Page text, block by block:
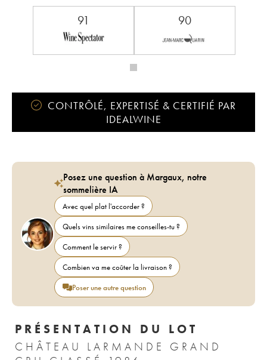
Grand Cru Classé
Groupe La Mondiale
91 90
CONTRÔLÉ, EXPERTISÉ & CERTIFIÉ PAR
IDEALWINE
Posez une question à Margaux, notre
sommelière IA
Avec quel plat l'accorder ?
Quels vins similaires me conseilles-tu ?
Comment le servir ?
Combien va me coûter la livraison ?
Poser une autre question
PRÉSENTATION DU LOT
CHÂTEAU LARMANDE GRAND